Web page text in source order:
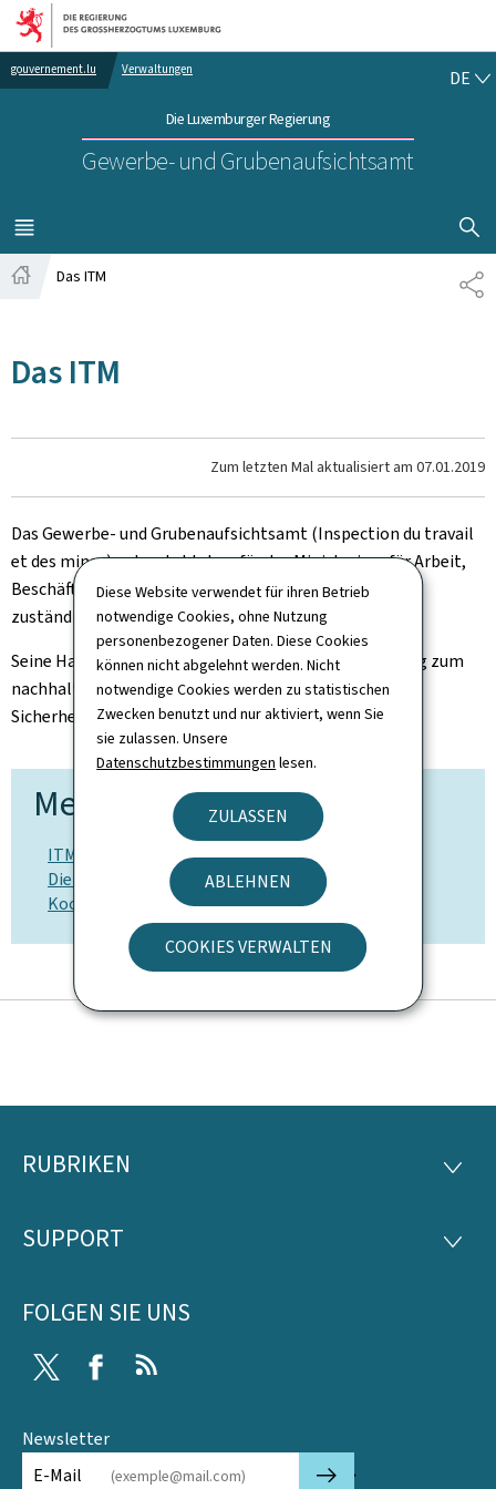
Diese Website verwendet für ihren Betrieb
notwendige Cookies, ohne Nutzung
personenbezogener Daten. Diese Cookies
können nicht abgelehnt werden. Nicht
notwendige Cookies werden zu statistischen
Zwecken benutzt und nur aktiviert, wenn Sie
sie zulassen. Unsere
Datenschutzbestimmungen lesen.
ZULASSEN
ABLEHNEN
COOKIES VERWALTEN
Zur Hauptnavigation
Zum Inhalt
gouvernement.lu Verwaltungen
Die Luxemburger Regierung
Gewerbe- und Grubenaufsichtsamt
DE
MENÜ
HAUPT-
Das ITM
Das ITM
Zum letzten Mal aktualisiert am 07.01.2019
Das Gewerbe- und Grubenaufsichtsamt (Inspection du travail
et des mines) untersteht dem für das Ministerium für Arbeit,
Beschäftigung sowie Sozial- und Solidarwirtschaft
zuständigen Minister.
Seine Hauptaufgaben bestehen in der Beitragsleistung zum
nachhaltigen Wohlbefinden der Arbeitnehmer und zur
Sicherheit der klassifizierten Einrichtungen.
Mehr zu diesem Thema
ITM: unsere Ziele und Missionen, unsere
Dienstleistungen, unsere Schalter und unsere
Kooperationen
Footer
RUBRIKEN
SUPPORT
FOLGEN SIE UNS
Twitter Facebook
Newsletter
E-Mail
🡒